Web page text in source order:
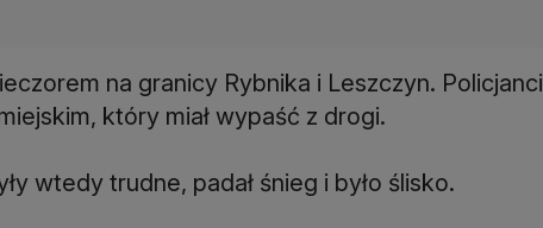
na granicy Rybnika i Leszczyn. Policjanci
który miał wypaść z drogi.
wtedy trudne, padał śnieg i było ślisko.